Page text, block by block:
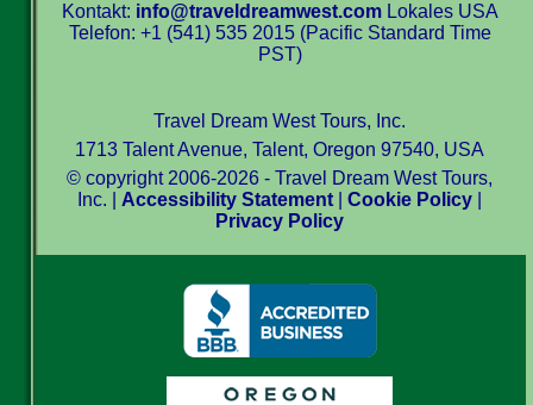
Kontakt: info@traveldreamwest.comLokales USA
Telefon: +1 (541) 535 2015 (Pacific Standard Time
PST)
Travel Dream West Tours, Inc.
1713 Talent Avenue, Talent, Oregon 97540, USA
© copyright 2006-2026 - Travel Dream West Tours,
Inc. |Accessibility Statement |Cookie Policy
Privacy Policy